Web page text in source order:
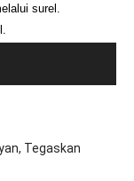
surel.
Tegaskan